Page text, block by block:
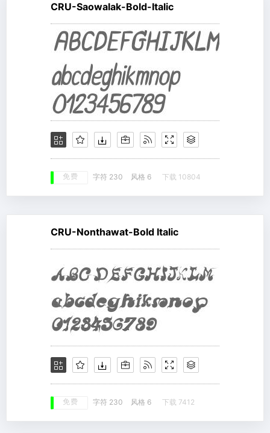
CRU-Saowalak-Bold-Italic
免费 字符 230 风格 6 下载 10804
CRU-Nonthawat-Bold Italic
免费 字符 230 风格 6 下载 7412